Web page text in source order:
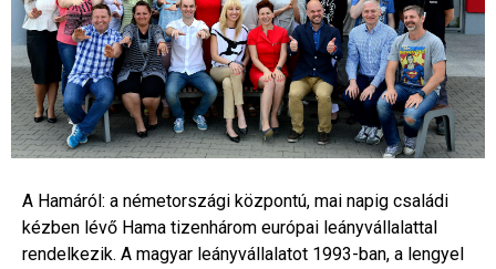
A Hamáról: a németországi központú, mai napig családi
kézben lévő Hama tizenhárom európai leányvállalattal
rendelkezik. A magyar leányvállalatot 1993-ban, a lengyel